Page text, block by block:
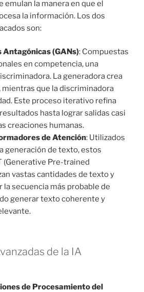
emulan la manera en que el
la información. Los dos
son:
Antagónicas (GANs): Compuestas
en competencia, una
La generadora crea
que la discriminadora
Este proceso iterativo refina
hasta lograr salidas casi
creaciones humanas.
de Atención: Utilizados
generación de texto, estos
(Generative Pre-trained
vastas cantidades de texto y
la secuencia más probable de
generar texto coherente y
de la IA
de Procesamiento del